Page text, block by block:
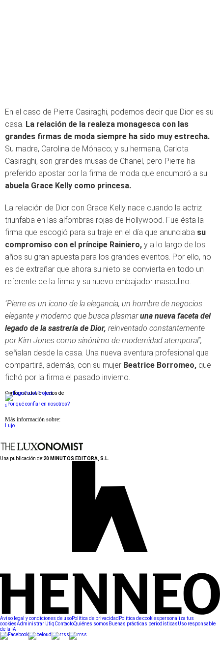
En el caso de Pierre Casiraghi, podemos decir que Dior es su
casa. La relación de la realeza monagesca con las
grandes firmas de moda siempre ha sido muy estrecha.
Su madre, Carolina de Mónaco; y su hermana, Carlota
Casiraghi, son grandes musas de Chanel, pero Pierre ha
preferido apostar por la firma de moda que encumbró a su
abuela Grace Kelly como princesa.
La relación de Dior con Grace Kelly nace cuando la actriz
triunfaba en las alfombras rojas de Hollywood. Fue ésta la
firma que escogió para su traje en el día que anunciaba su
compromiso con el príncipe Rainiero, y a lo largo de los
años su gran apuesta para los grandes eventos. Por ello, no
es de extrañar que ahora su nieto se convierta en todo un
referente de la firma y su nuevo embajador masculino.
"Pierre es un icono de la elegancia, un hombre de negocios
elegante y moderno que busca plasmaruna nueva faceta del
legado de la sastrería de Dior, reinventado constantemente
por Kim Jones como sinónimo de modernidad atemporal",
señalan desde la casa. Una nueva aventura profesional que
compartirá, además, con su mujer Beatrice Borromeo, que
fichó por la firma el pasado invierno.
Conforme a los criterios de
¿Por qué confiar en nosotros?
Más información sobre:
Lujo
Una publicación de:20 MINUTOS EDITORA, S.L.
Aviso legal y condiciones de usoPolítica de privacidad Política de cookiespersonaliza tus
cookiesAdministrar UtiqContactoQuiénes somos Buenas prácticas periodísticasUso responsable
de la IA